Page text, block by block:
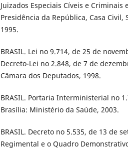
Juizados Especiais Cíveis e
Presidência da República, Casa
1995.
BRASIL. Lei no 9.714, de 25 de
Decreto-Lei no 2.848, de 7 de
Câmara dos Deputados, 1998.
BRASIL. Portaria Interministerial no
Brasília: Ministério da Saúde, 2003.
BRASIL. Decreto no 5.535, de 13 de
Regimental e o Quadro